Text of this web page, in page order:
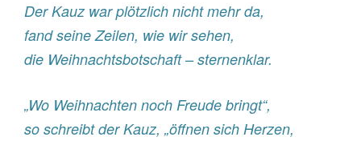
Der Kauz war plötzlich nicht mehr da,
fand seine Zeilen, wie wir sehen,
die Weihnachtsbotschaft – sternenklar.
„Wo Weihnachten noch Freude bringt“,
so schreibt der Kauz, „öffnen sich Herzen,